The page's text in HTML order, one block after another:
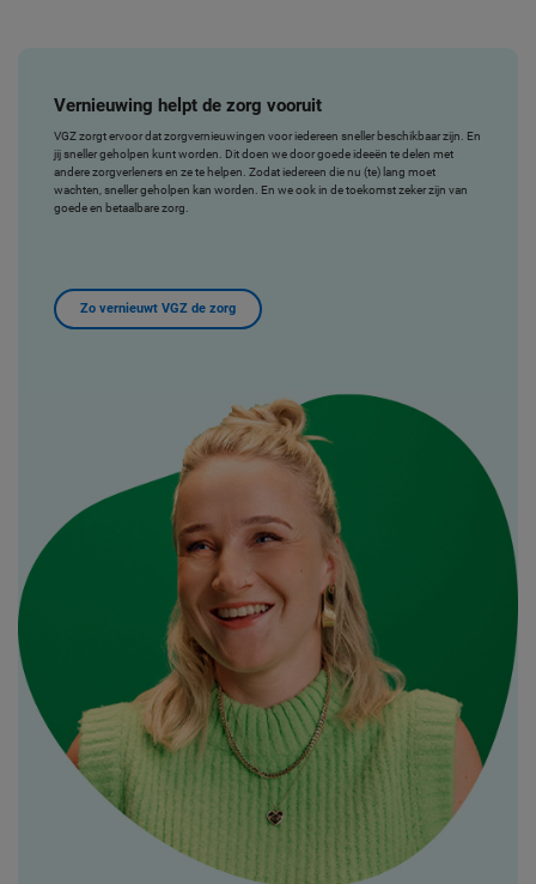
Vernieuwing helpt de zorg vooruit
VGZ zorgt ervoor dat zorgvernieuwingen voor iedereen sneller beschikbaar zijn. En
jij sneller geholpen kunt worden. Dit doen we door goede ideeën te delen met
andere zorgverleners en ze te helpen. Zodat iedereen die nu (te) lang moet
wachten, sneller geholpen kan worden. En we ook in de toekomst zeker zijn van
goede en betaalbare zorg.
Zo vernieuwt VGZ de zorg